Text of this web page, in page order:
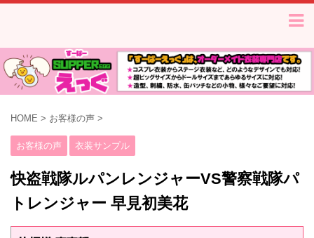
HOME > お客様の声 >
お客様の声 衣装サンプル
快盗戦隊ルパンレンジャーVS警察戦隊パ
トレンジャー 早見初美花